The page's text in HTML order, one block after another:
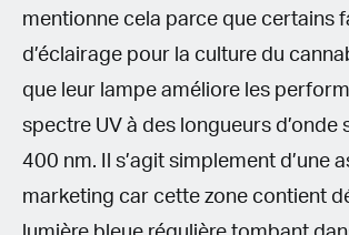
mentionne cela parce que certains
d’éclairage pour la culture du
que leur lampe améliore les
spectre UV à des longueurs d’onde
400 nm. Il s’agit simplement d’une
marketing car cette zone contient